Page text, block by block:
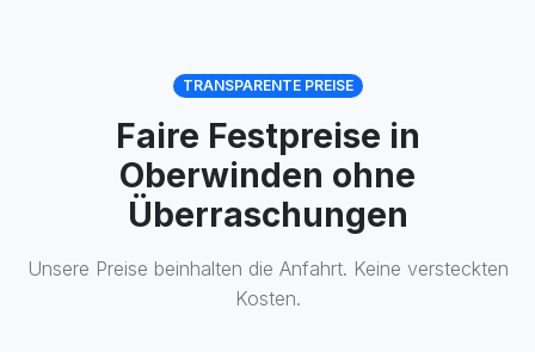
TRANSPARENTE PREISE
Faire Festpreise in
Oberwinden ohne
Überraschungen
Unsere Preise beinhalten die Anfahrt. Keine versteckten
Kosten.